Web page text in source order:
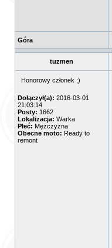
Góra
tuzmen
Honorowy członek ;)
Dołączył(a): 2016-03-01
21:03:14
Posty: 1662
Lokalizacja: Warka
Płeć: Mężczyzna
Obecne moto: Ready to
remont